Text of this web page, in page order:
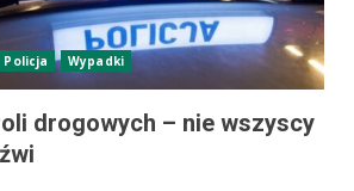
Policja Wypadki
drogowych – nie wszyscy